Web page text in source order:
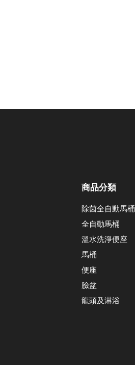
商品分類
除菌全自動馬桶
全自動馬桶
溫水洗淨便座
馬桶
便座
臉盆
龍頭及淋浴